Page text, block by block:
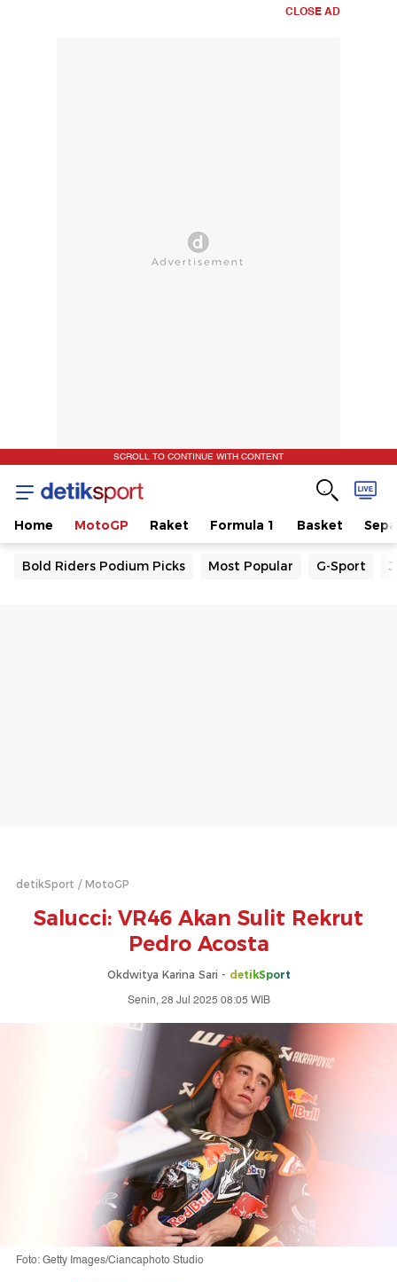
CLOSE AD
SCROLL TO CONTINUE WITH CONTENT
Home MotoGP Raket Formula 1 Basket
Bold Riders Podium Picks Most Popular G-Sport
detikSport MotoGP
Salucci: VR46 Akan Sulit Rekrut
Pedro Acosta
Okdwitya Karina Sari - detikSport
Senin, 28 Jul 2025 08:05 WIB
Foto: Getty Images/Ciancaphoto Studio